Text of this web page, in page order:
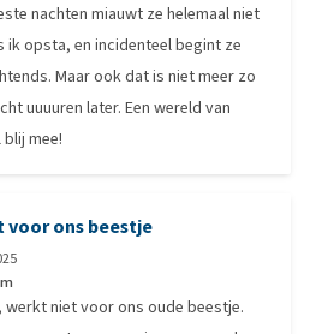
nachten miauwt ze helemaal niet
ik opsta, en incidenteel begint ze
Maar ook dat is niet meer zo
uuuuren later. Een wereld van
mee!
voor ons beestje
werkt niet voor ons oude beestje.